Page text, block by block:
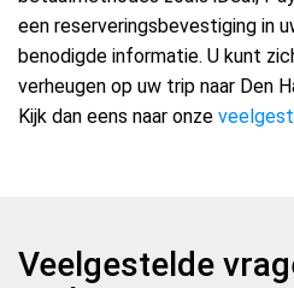
een reserveringsbevestiging in
benodigde informatie. U kunt
verheugen op uw trip naar Den
Kijk dan eens naar onze
Veelgestelde